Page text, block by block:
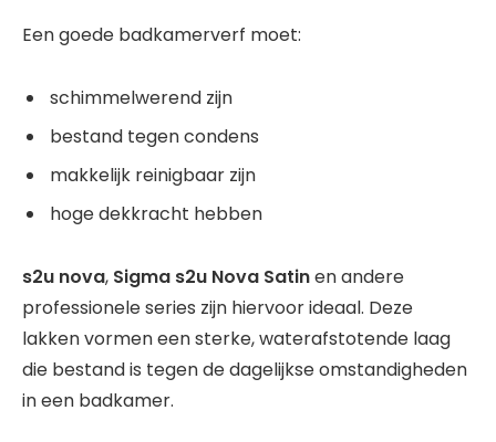
Een goede badkamerverf moet:
schimmelwerend zijn
bestand tegen condens
makkelijk reinigbaar zijn
hoge dekkracht hebben
s2u nova, Sigma s2u Nova Satinen andere
professionele series zijn hiervoor ideaal. Deze
lakken vormen een sterke, waterafstotende laag
die bestand is tegen de dagelijkse omstandigheden
in een badkamer.